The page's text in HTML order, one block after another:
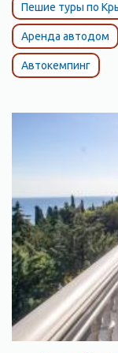
Пешие туры по
Аренда автодом
Автокемпинг